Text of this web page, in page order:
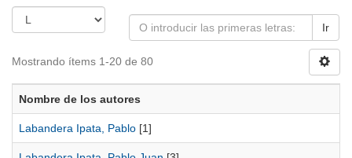
Ir
Mostrando ítems 1-20 de 80
Nombre de los autores
Labandera Ipata, Pablo [1]